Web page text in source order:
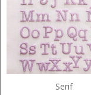
Serif